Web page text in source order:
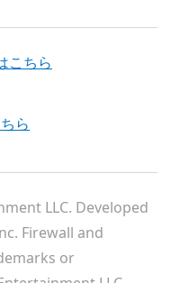
こちら
ら
LLC. Developed
Firewall and
or